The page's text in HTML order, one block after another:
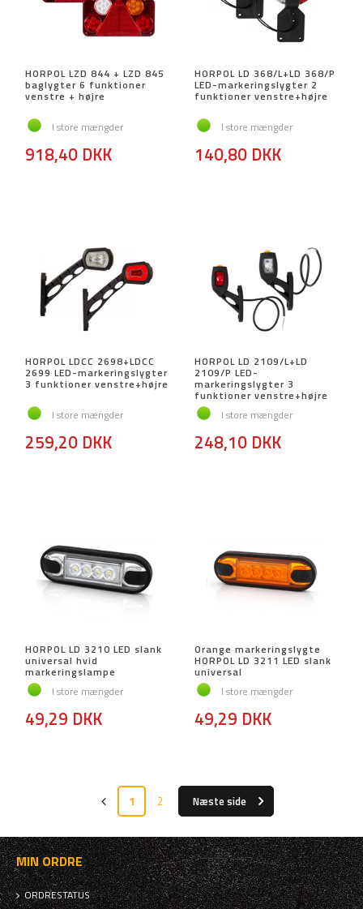
HORPOL LZD 844 + LZD 845
baglygter 6 funktioner
venstre + højre
I store mængder
918,40 DKK
HORPOL LD 368/L+LD 368/P
LED-markeringslygter 2
funktioner venstre+højre
I store mængder
140,80 DKK
HORPOL LDCC 2698+LDCC
2699 LED-markeringslygter
3 funktioner venstre+højre
I store mængder
259,20 DKK
HORPOL LD 2109/L+LD
2109/P LED-
markeringslygter 3
funktioner venstre+højre
I store mængder
248,10 DKK
HORPOL LD 3210 LED slank
universal hvid
markeringslampe
I store mængder
49,29 DKK
Orange markeringslygte
HORPOL LD 3211 LED slank
universal
I store mængder
49,29 DKK
1 2 Næste side
MIN ORDRE
ORDRESTATUS